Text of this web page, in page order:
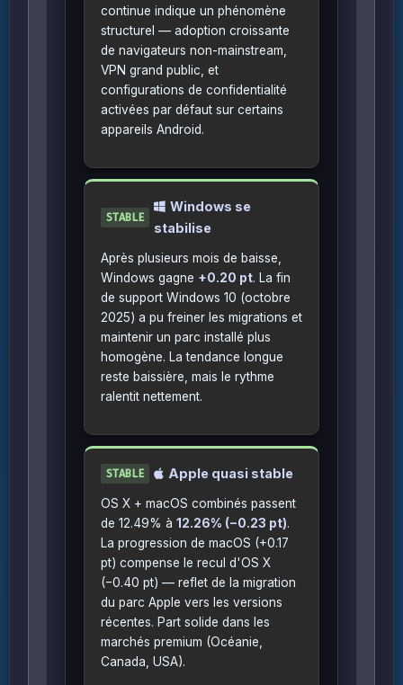
continue indique un phénomène
structurel — adoption croissante
de navigateurs non-mainstream,
VPN grand public, et
configurations de confidentialité
activées par défaut sur certains
appareils Android.
STABLE
Windows se
stabilise
Après plusieurs mois de baisse,
Windows gagne +0.20 pt. La fin
de support Windows 10 (octobre
2025) a pu freiner les migrations et
maintenir un parc installé plus
homogène. La tendance longue
reste baissière, mais le rythme
ralentit nettement.
STABLE Apple quasi stable
OS X + macOS combinés passent
de 12.49% à 12.26% (−0.23 pt).
La progression de macOS (+0.17
pt) compense le recul d'OS X
(−0.40 pt) — reflet de la migration
du parc Apple vers les versions
récentes. Part solide dans les
marchés premium (Océanie,
Canada, USA).